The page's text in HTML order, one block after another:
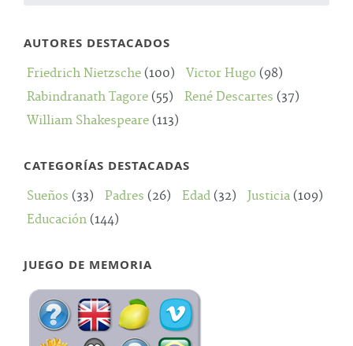
AUTORES DESTACADOS
Friedrich Nietzsche (100) Victor Hugo (98)
Rabindranath Tagore (55) René Descartes (37)
William Shakespeare (113)
CATEGORÍAS DESTACADAS
Sueños (33) Padres (26) Edad (32) Justicia (109)
Educación (144)
JUEGO DE MEMORIA